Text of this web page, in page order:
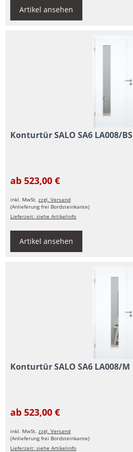
Artikel ansehen
Konturtür SALO SA6 LA008/BS
ab 523,00 €
inkl. MwSt.zzgl. Versand
(Anlieferung frei Bordsteinkante)
Lieferzeit: siehe Artikelinfo
Artikel ansehen
Konturtür SALO SA6 LA008/M
ab 523,00 €
inkl. MwSt.zzgl. Versand
(Anlieferung frei Bordsteinkante)
Lieferzeit: siehe Artikelinfo